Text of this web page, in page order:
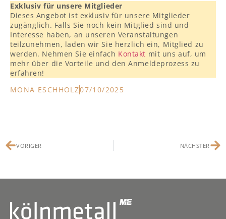
Exklusiv für unsere Mitglieder
Dieses Angebot ist exklusiv für unsere Mitglieder
zugänglich. Falls Sie noch kein Mitglied sind und
Interesse haben, an unseren Veranstaltungen
teilzunehmen, laden wir Sie herzlich ein, Mitglied zu
werden. Nehmen Sie einfach Kontakt mit uns auf, um
mehr über die Vorteile und den Anmeldeprozess zu
erfahren!
MONA ESCHHOLZ07/10/2025
VORIGER NÄCHSTER